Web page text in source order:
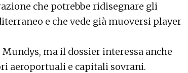
che potrebbe ridisegnare gli
e che vede già muoversi player
ma il dossier interessa anche
aeroportuali e capitali sovrani.